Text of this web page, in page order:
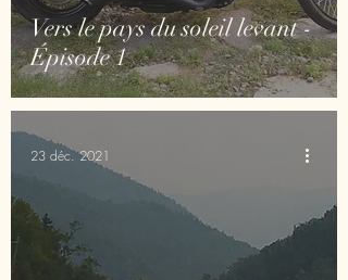
Vers le pays du soleil levant -
Épisode 1
23 déc. 2021